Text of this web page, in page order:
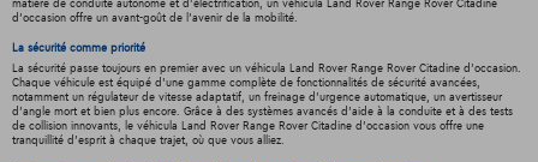
matière de conduite autonome et d'électrification, un véhicula Land Rover Range Rover Citadine
d'occasion offre un avant-goût de l'avenir de la mobilité.
La sécurité comme priorité
La sécurité passe toujours en premier avec un véhicula Land Rover Range Rover Citadine d'occasion.
Chaque véhicule est équipé d'une gamme complète de fonctionnalités de sécurité avancées,
notamment un régulateur de vitesse adaptatif, un freinage d'urgence automatique, un avertisseur
d'angle mort et bien plus encore. Grâce à des systèmes avancés d'aide à la conduite et à des tests
de collision innovants, le véhicula Land Rover Range Rover Citadine d'occasion vous offre une
tranquillité d'esprit à chaque trajet, où que vous alliez.